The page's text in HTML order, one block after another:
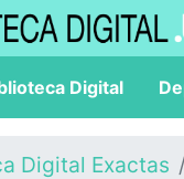
Digital
Digital Exactas